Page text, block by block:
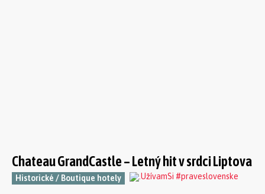
Chateau GrandCastle – Letný hit v srdci Liptova
Historické / Boutique hotely